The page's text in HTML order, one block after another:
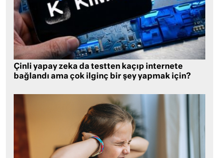
Çinli yapay zeka da testten kaçıp internete
bağlandı ama çok ilginç bir şey yapmak için?